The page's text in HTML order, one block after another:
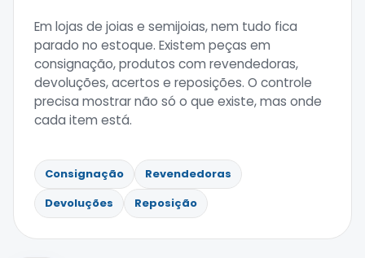
Em lojas de joias e semijoias, nem tudo fica
parado no estoque. Existem peças em
consignação, produtos com revendedoras,
devoluções, acertos e reposições. O controle
precisa mostrar não só o que existe, mas onde
cada item está.
Consignação
Revendedoras
Devoluções
Reposição